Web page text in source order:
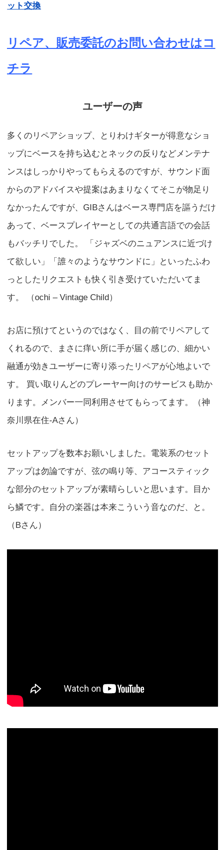
ット交換
リペア、販売委託のお問い合わせはコ
チラ
ユーザーの声
多くのリペアショップ、とりわけギターが得意なショ
ップにベースを持ち込むとネックの反りなどメンテナ
ンスはしっかりやってもらえるのですが、サウンド面
からのアドバイスや提案はあまりなくてそこが物足り
なかったんですが、GIBさんはベース専門店を謳うだけ
あって、ベースプレイヤーとしての共通言語での会話
もバッチリでした。 「ジャズベのニュアンスに近づけ
て欲しい」「誰々のようなサウンドに」といったふわ
っとしたリクエストも快く引き受けていただいてま
す。 （ochi – Vintage Child）
お店に預けてというのではなく、目の前でリペアして
くれるので、まさに痒い所に手が届く感じの、細かい
融通が効きユーザーに寄り添ったリペアが心地よいで
す。 買い取りんどのプレーヤー向けのサービスも助か
ります。メンバー一同利用させてもらってます。（神
奈川県在住-Aさん）
セットアップを数本お願いしました。電装系のセット
アップは勿論ですが、弦の鳴り等、アコースティック
な部分のセットアップが素晴らしいと思います。目か
ら鱗です。自分の楽器は本来こういう音なのだ、と。
（Bさん）